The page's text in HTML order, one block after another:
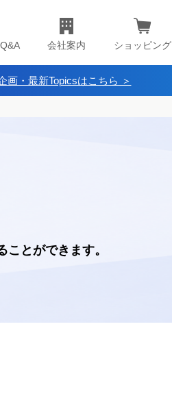
会社案内 ショッピング
画・最新Topicsはこちら ＞
とができます。